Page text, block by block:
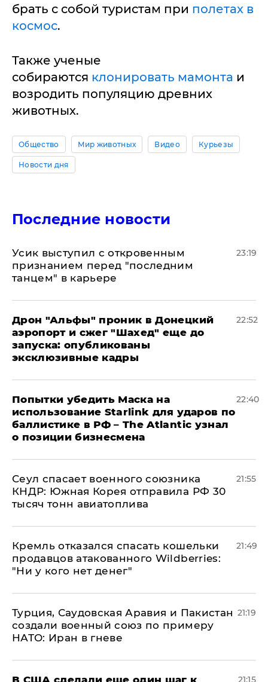
брать с собой туристам при полетах в
космос.
Также ученые
собираются клонировать мамонта и
возродить популяцию древних
животных.
Общество Мир животных Видео Курьезы
Новости дня
Последние новости
Усик выступил с откровенным
признанием перед "последним
танцем" в карьере
23:19
Дрон "Альфы" проник в Донецкий
аэропорт и сжег "Шахед" еще до
запуска: опубликованы
эксклюзивные кадры
22:52
Попытки убедить Маска на
использование Starlink для ударов по
баллистике в РФ – The Atlantic узнал
о позиции бизнесмена
22:40
​Сеул спасает военного союзника
КНДР: Южная Корея отправила РФ 30
тысяч тонн авиатоплива
21:55
Кремль отказался спасать кошельки
продавцов атакованного Wildberries:
"Ни у кого нет денег"
21:49
Турция, Саудовская Аравия и Пакистан
создали военный союз по примеру
НАТО: Иран в гневе
21:19
В США сделали еще один шаг к 21:15